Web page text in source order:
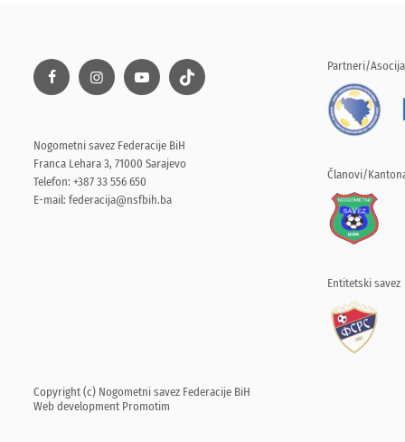
Nogometni savez Federacije BiH
Franca Lehara 3, 71000 Sarajevo
Telefon: +387 33 556 650
E-mail: federacija@nsfbih.ba
Partneri/
Članovi/
Entitetski savez
Copyright (c) Nogometni savez Federacije BiH
Web development Promotim